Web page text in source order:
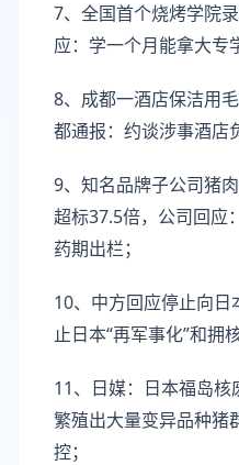
7、全国首个烧烤学院
应：学一个月能拿大专
8、成都一酒店保洁用
都通报：约谈涉事酒店
9、知名品牌子公司猪
超标37.5倍，公司回应
药期出栏；
10、中方回应停止向
止日本“再军事化”和拥
11、日媒：日本福岛核
繁殖出大量变异品种猪
控；